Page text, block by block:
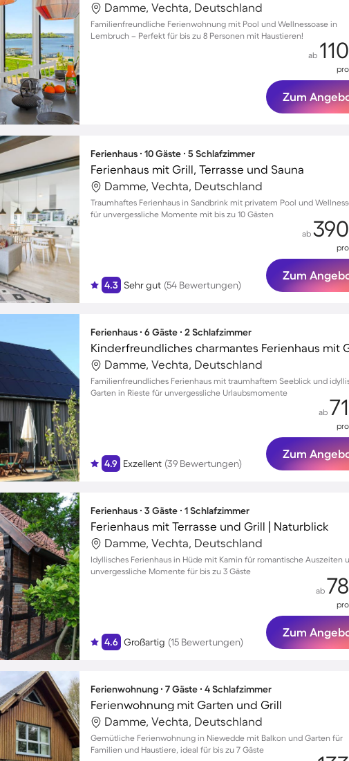
Damme, Vechta, Deutschland
Familienfreundliche Ferienwohnung mit Pool und Wellnessoase in
Lembruch – Perfekt für bis zu 8 Personen mit Haustieren!
ab
Zum
Ferienhaus ∙ 10 Gäste ∙ 5 Schlafzimmer
Ferienhaus mit Grill, Terrasse und Sauna
Damme, Vechta, Deutschland
Traumhaftes Ferienhaus in Sandbrink mit privatem Pool und
für unvergessliche Momente mit bis zu 10 Gästen
4.3 Sehr gut (54 Bewertungen)
ab
Zum
Ferienhaus ∙ 6 Gäste ∙ 2 Schlafzimmer
Damme, Vechta, Deutschland
Familienfreundliches Ferienhaus mit traumhaftem Seeblick und
Garten in Rieste für unvergessliche Urlaubsmomente
4.9 Exzellent (39 Bewertungen)
ab
Zum
Ferienhaus ∙ 3 Gäste ∙ 1 Schlafzimmer
Ferienhaus mit Terrasse und Grill | Naturblick
Damme, Vechta, Deutschland
Idyllisches Ferienhaus in Hüde mit Kamin für romantische Auszeiten
unvergessliche Momente für bis zu 3 Gäste
4.6 Großartig (15 Bewertungen)
ab
Zum
Ferienwohnung ∙ 7 Gäste ∙ 4 Schlafzimmer
Ferienwohnung mit Garten und Grill
Damme, Vechta, Deutschland
Gemütliche Ferienwohnung in Niewedde mit Balkon und Garten für
Familien und Haustiere, ideal für bis zu 7 Gäste